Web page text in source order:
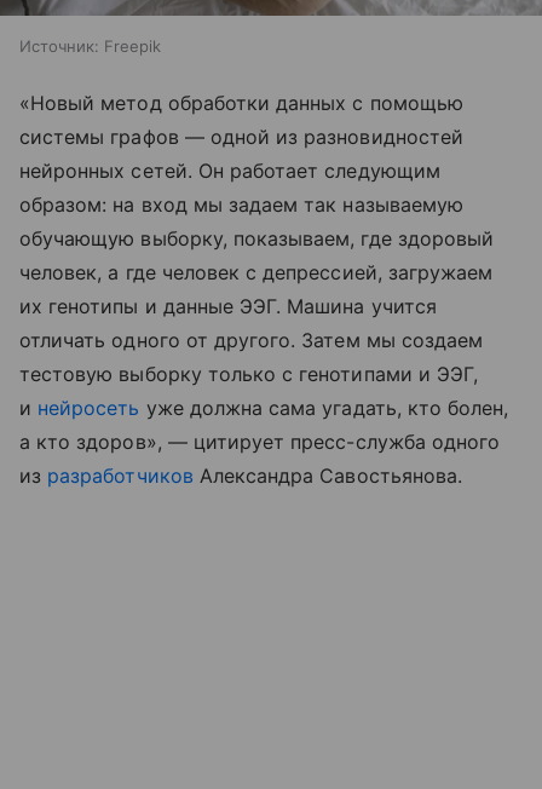
Источник: Freepik
«Новый метод обработки данных с помощью
системы графов — одной из разновидностей
нейронных сетей. Он работает следующим
образом: на вход мы задаем так называемую
обучающую выборку, показываем, где здоровый
человек, а где человек с депрессией, загружаем
их генотипы и данные ЭЭГ. Машина учится
отличать одного от другого. Затем мы создаем
тестовую выборку только с генотипами и ЭЭГ,
и нейросеть уже должна сама угадать, кто болен,
а кто здоров», — цитирует пресс-служба одного
из разработчиков Александра Савостьянова.